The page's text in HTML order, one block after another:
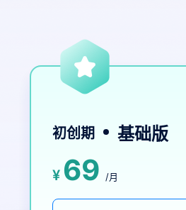
初创期 基础版
¥ 69 /月